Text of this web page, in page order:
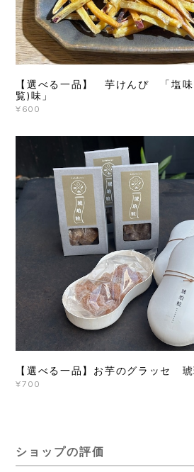
【選べる一品】 芋けんぴ 「塩味
覧)味」
¥600
【選べる一品】お芋のグラッセ
¥700
ショップの評価